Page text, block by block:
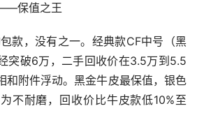
保值之王
款，没有之一。经典款CF中号（黑
突破6万，二手回收价在3.5万到5.5
和附件浮动。黑金牛皮最保值，银色
不耐磨，回收价比牛皮款低10%至